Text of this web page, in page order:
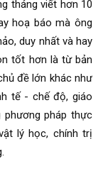
tháng viết hơn 10
hoạ báo mà ông
duy nhất và hay
tốt hơn là từ bản
đề lớn khác như
tế - chế độ, giáo
phương pháp thực
lý học, chính trị